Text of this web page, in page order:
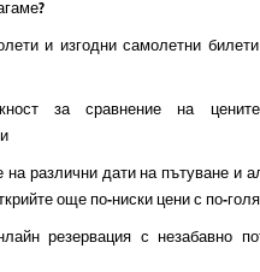
и изгодни самолетни
за сравнение на
различни дати на пътуване и
още по-ниски цени с по-
резервация с незабавно